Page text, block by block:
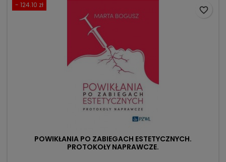
- 124.10 zł
POWIKŁANIA PO ZABIEGACH ESTETYCZNYCH.
PROTOKOŁY NAPRAWCZE.
favorite_border